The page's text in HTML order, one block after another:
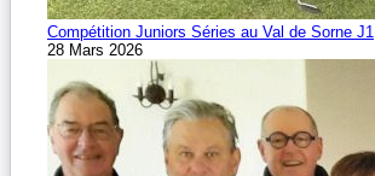
Compétition Juniors Séries au Val de Sorne J1
28 Mars 2026